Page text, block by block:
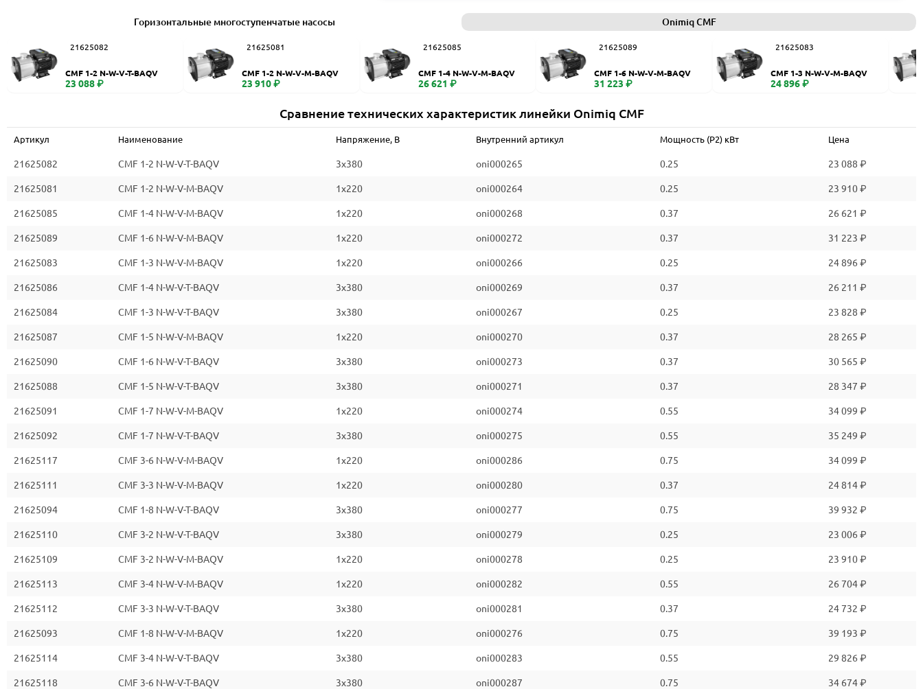
Скорость вращения электродвигателя 2900 об/мин
Количество полюсов 2
Степень защиты (IEC 34-5) IP55
Горизонтальные многоступенчатые насосы Onimiq CMF
21625082
CMF 1-2 N-W-V-T-BAQV
23 088 ₽
21625081
CMF 1-2 N-W-V-M-BAQV
23 910 ₽
21625085
CMF 1-4 N-W-V-M-BAQV
26 621 ₽
21625089
CMF 1-6 N-W-V-M-BAQV
31 223 ₽
21625083
CMF 1-3 N-W-V-M-BAQV
24 896 ₽
Сравнение технических характеристик линейки Onimiq CMF
Артикул Наименование Напряжение, В Внутренний артикул Мощность (P2) кВт Цена
21625082 CMF 1-2 N-W-V-T-BAQV 3x380 oni000265 0.25 23 088 ₽
21625081 CMF 1-2 N-W-V-M-BAQV 1x220 oni000264 0.25 23 910 ₽
21625085 CMF 1-4 N-W-V-M-BAQV 1x220 oni000268 0.37 26 621 ₽
21625089 CMF 1-6 N-W-V-M-BAQV 1x220 oni000272 0.37 31 223 ₽
21625083 CMF 1-3 N-W-V-M-BAQV 1x220 oni000266 0.25 24 896 ₽
21625086 CMF 1-4 N-W-V-T-BAQV 3x380 oni000269 0.37 26 211 ₽
21625084 CMF 1-3 N-W-V-T-BAQV 3x380 oni000267 0.25 23 828 ₽
21625087 CMF 1-5 N-W-V-M-BAQV 1x220 oni000270 0.37 28 265 ₽
21625090 CMF 1-6 N-W-V-T-BAQV 3x380 oni000273 0.37 30 565 ₽
21625088 CMF 1-5 N-W-V-T-BAQV 3x380 oni000271 0.37 28 347 ₽
21625091 CMF 1-7 N-W-V-M-BAQV 1x220 oni000274 0.55 34 099 ₽
21625092 CMF 1-7 N-W-V-T-BAQV 3x380 oni000275 0.55 35 249 ₽
21625117 CMF 3-6 N-W-V-M-BAQV 1x220 oni000286 0.75 34 099 ₽
21625111 CMF 3-3 N-W-V-M-BAQV 1x220 oni000280 0.37 24 814 ₽
21625094 CMF 1-8 N-W-V-T-BAQV 3x380 oni000277 0.75 39 932 ₽
21625110 CMF 3-2 N-W-V-T-BAQV 3x380 oni000279 0.25 23 006 ₽
21625109 CMF 3-2 N-W-V-M-BAQV 1x220 oni000278 0.25 23 910 ₽
21625113 CMF 3-4 N-W-V-M-BAQV 1x220 oni000282 0.55 26 704 ₽
21625112 CMF 3-3 N-W-V-T-BAQV 3x380 oni000281 0.37 24 732 ₽
21625093 CMF 1-8 N-W-V-M-BAQV 1x220 oni000276 0.75 39 193 ₽
21625114 CMF 3-4 N-W-V-T-BAQV 3x380 oni000283 0.55 29 826 ₽
21625118 CMF 3-6 N-W-V-T-BAQV 3x380 oni000287 0.75 34 674 ₽